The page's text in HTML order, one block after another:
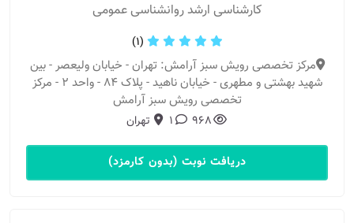
کارشناسی ارشد روانشناسی عمومی
(1)
مرکز تخصصی رویش سبز آرامش: تهران - خیابان ولیعصر - بین
شهید بهشتی و مطهری - خیابان ناهید - پلاک 84 - واحد 2 - مرکز
تخصصی رویش سبز آرامش
968
1 تهران
دریافت نوبت (بدون کارمزد)